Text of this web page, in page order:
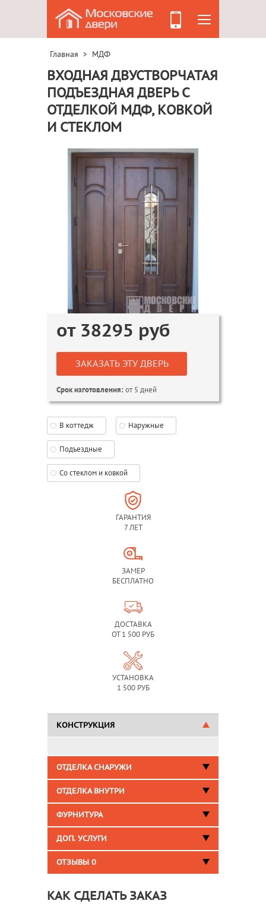
Главная > МДФ
ВХОДНАЯ ДВУСТВОРЧАТАЯ
ПОДЪЕЗДНАЯ ДВЕРЬ С
ОТДЕЛКОЙ МДФ, КОВКОЙ
И СТЕКЛОМ
от 38295 руб
ЗАКАЗАТЬ ЭТУ ДВЕРЬ
Срок изготовления:от 5 дней
В коттедж Наружные
Подъездные
Со стеклом и ковкой
ГАРАНТИЯ
7 ЛЕТ
ЗАМЕР
БЕСПЛАТНО
ДОСТАВКА
ОТ 1 500 РУБ
УСТАНОВКА
1 500 РУБ
КОНСТРУКЦИЯ
ОТДЕЛКА СНАРУЖИ
ОТДЕЛКА ВНУТРИ
ФУРНИТУРА
ДОП. УСЛУГИ
ОТЗЫВЫ 0
КАК СДЕЛАТЬ ЗАКАЗ